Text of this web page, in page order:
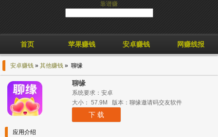
靠谱赚
首页 苹果赚钱 安卓赚钱 网赚线报
安卓赚钱 » 其他赚钱 » 聊缘
聊缘
系统要求：安卓
大小： 57.9M 版本：聊缘邀请码交友软件
下 载
应用介绍